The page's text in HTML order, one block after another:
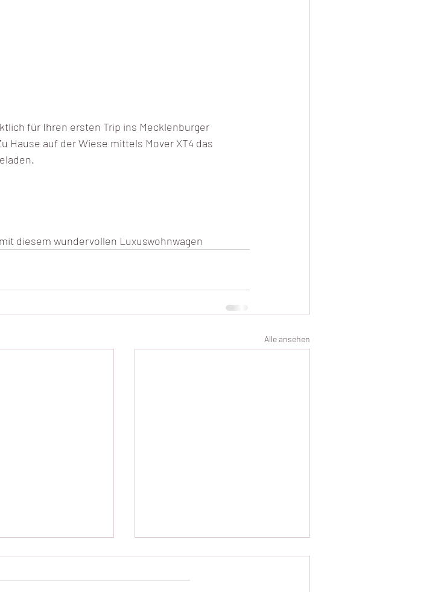
für Ihren ersten Trip ins Mecklenburger
Hause auf der Wiese mittels Mover XT4 das
diesem wundervollen Luxuswohnwagen
Alle ansehen